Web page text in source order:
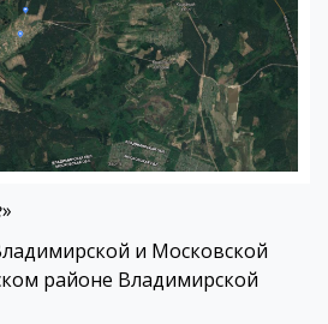
»
и Московской
районе Владимирской